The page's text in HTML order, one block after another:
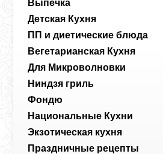
Выпечка
Детская Кухня
ПП и диетические блюда
Вегетарианская Кухня
Для Микроволновки
Ниндзя гриль
Фондю
Национальные Кухни
Экзотическая кухня
Праздничные рецепты